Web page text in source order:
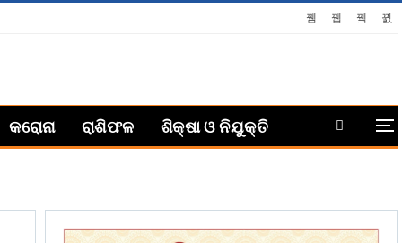
କରୋନା ରାଶିଫଳ ଶିକ୍ଷା ଓ ନିଯୁକ୍ତି